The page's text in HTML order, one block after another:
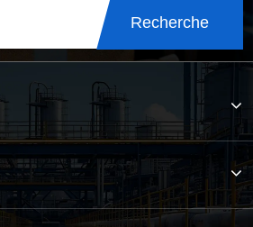
Recherche